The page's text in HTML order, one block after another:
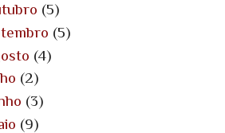
(5)
(5)
(4)
(2)
(3)
(9)